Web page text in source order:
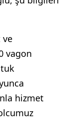
ve
vagon
hizmet